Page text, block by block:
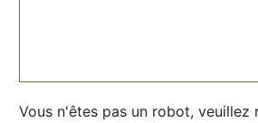
Vous n'êtes pas un robot, veuillez